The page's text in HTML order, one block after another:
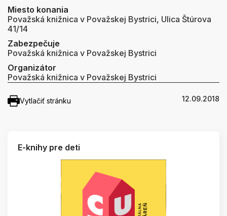
Miesto konania
Považská knižnica v Považskej Bystrici, Ulica Štúrova
41/14
Zabezpečuje
Považská knižnica v Považskej Bystrici
Organizátor
Považská knižnica v Považskej Bystrici
Vytlačiť stránku 12.09.2018
E-knihy pre deti